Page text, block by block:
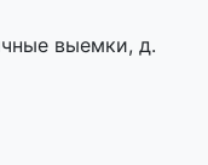
выемки, д.